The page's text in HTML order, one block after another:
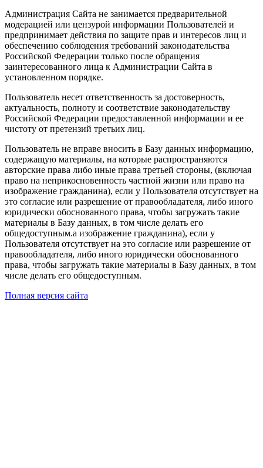
Администрация Сайта не занимается предварительной
модерацией или цензурой информации Пользователей и
предпринимает действия по защите прав и интересов лиц и
обеспечению соблюдения требований законодательства
Российской Федерации только после обращения
заинтересованного лица к Администрации Сайта в
установленном порядке.
Пользователь несет ответственность за достоверность,
актуальность, полноту и соответствие законодательству
Российской Федерации предоставленной информации и ее
чистоту от претензий третьих лиц.
Пользователь не вправе вносить в Базу данных информацию,
содержащую материалы, на которые распространяются
авторские права либо иные права третьей стороны, (включая
право на неприкосновенность частной жизни или право на
изображение гражданина), если у Пользователя отсутствует на
это согласие или разрешение от правообладателя, либо иного
юридически обоснованного права, чтобы загружать такие
материалы в Базу данных, в том числе делать его
общедоступным.а изображение гражданина), если у
Пользователя отсутствует на это согласие или разрешение от
правообладателя, либо иного юридически обоснованного
права, чтобы загружать такие материалы в Базу данных, в том
числе делать его общедоступным.
Полная версия сайта